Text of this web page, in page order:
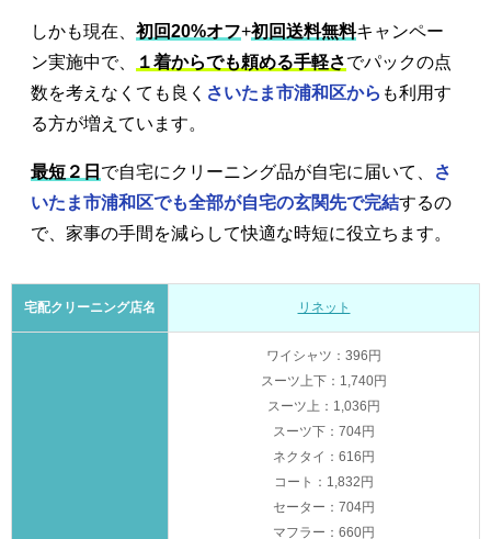
しかも現在、 初回20%オフ+初回送料無料キャンペー
ン実施中で、
１着からでも頼める手軽さでパックの点
数を考えなくても良く さいたま市浦和区から も利用す
る方が増えています。
最短２日 で自宅にクリーニング品が自宅に届いて、
さ
いたま市浦和区でも全部が自宅の玄関先で完結するの
で、家事の手間を減らして快適な時短に役立ちます。
宅配クリーニング店名 リネット
ワイシャツ：396円
スーツ上下：1,740円
スーツ上：1,036円
スーツ下：704円
ネクタイ：616円
コート：1,832円
セーター：704円
マフラー：660円